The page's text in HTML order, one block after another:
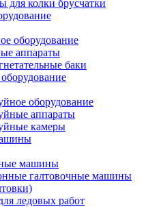
для колки брусчатки
оборудование
аппараты
баки
оборудование
аппараты
камеры
машины
галтовочные машины
ледовых работ